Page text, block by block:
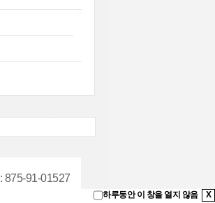
하루동안 이 창을 열지 않음 X
: 875-91-01527